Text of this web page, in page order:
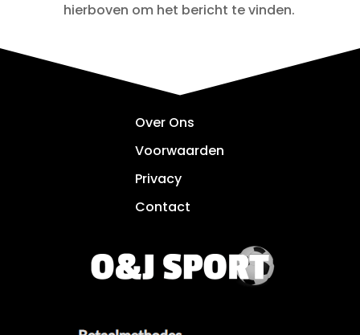
hierboven om het bericht te vinden.
Over Ons
Voorwaarden
Privacy
Contact